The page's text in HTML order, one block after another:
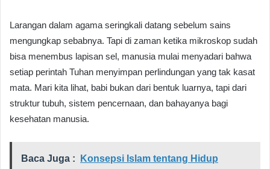
Larangan dalam agama seringkali datang sebelum sains
mengungkap sebabnya. Tapi di zaman ketika mikroskop sudah
bisa menembus lapisan sel, manusia mulai menyadari bahwa
setiap perintah Tuhan menyimpan perlindungan yang tak kasat
mata. Mari kita lihat, babi bukan dari bentuk luarnya, tapi dari
struktur tubuh, sistem pencernaan, dan bahayanya bagi
kesehatan manusia.
Baca Juga : Konsepsi Islam tentang Hidup